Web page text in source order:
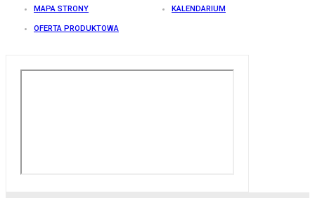
MAPA STRONY KALENDARIUM
OFERTA PRODUKTOWA